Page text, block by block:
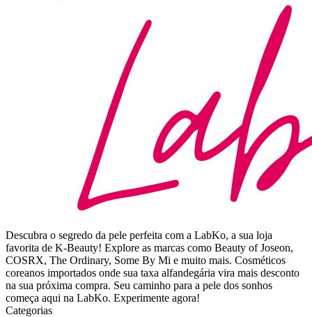
Descubra o segredo da pele perfeita com a LabKo, a sua loja
favorita de K-Beauty! Explore as marcas como Beauty of Joseon,
COSRX, The Ordinary, Some By Mi e muito mais. Cosméticos
coreanos importados onde sua taxa alfandegária vira mais desconto
na sua próxima compra. Seu caminho para a pele dos sonhos
começa aqui na LabKo. Experimente agora!
Categorias